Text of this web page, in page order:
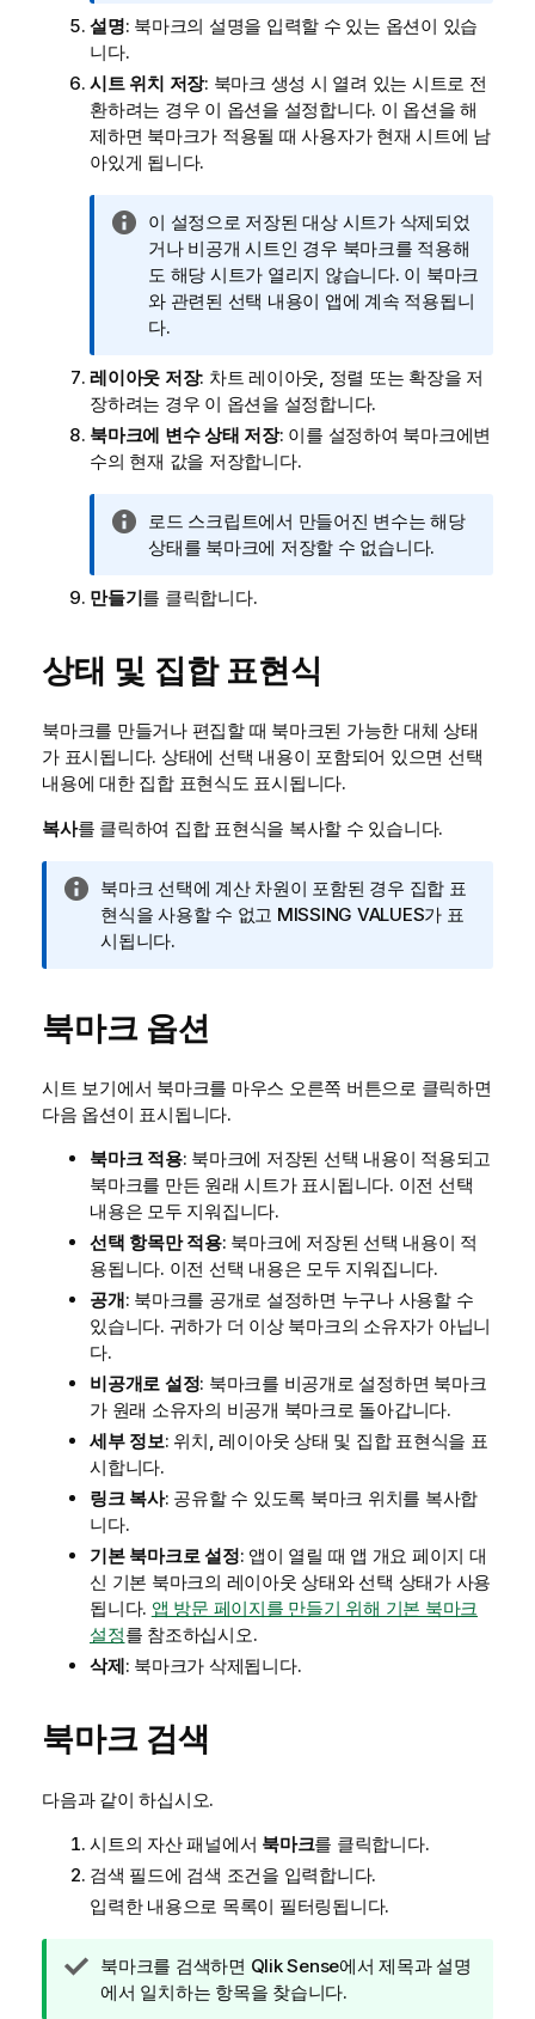
모
설명: 북마크의 설명을 입력할 수 있는 옵션이 있습
니다.
시트 위치 저장: 북마크 생성 시 열려 있는 시트로 전
환하려는 경우 이 옵션을 설정합니다. 이 옵션을 해
제하면 북마크가 적용될 때 사용자가 현재 시트에 남
아있게 됩니다.
정
보
메
모
이 설정으로 저장된 대상 시트가 삭제되었
거나 비공개 시트인 경우 북마크를 적용해
도 해당 시트가 열리지 않습니다. 이 북마크
와 관련된 선택 내용이 앱에 계속 적용됩니
다.
레이아웃 저장: 차트 레이아웃, 정렬 또는 확장을 저
장하려는 경우 이 옵션을 설정합니다.
북마크에 변수 상태 저장: 이를 설정하여 북마크에변
수의 현재 값을 저장합니다.
정
보
모
로드 스크립트에서 만들어진 변수는 해당
상태를 북마크에 저장할 수 없습니다.
만들기를 클릭합니다.
상태 및 집합 표현식
북마크를 만들거나 편집할 때 북마크된 가능한 대체 상태
가 표시됩니다. 상태에 선택 내용이 포함되어 있으면 선택
내용에 대한 집합 표현식도 표시됩니다.
복사를 클릭하여 집합 표현식을 복사할 수 있습니다.
정
보
메
북마크 선택에 계산 차원이 포함된 경우 집합 표
현식을 사용할 수 없고 MISSING VALUES가 표
시됩니다.
북마크 옵션
시트 보기에서 북마크를 마우스 오른쪽 버튼으로 클릭하면
다음 옵션이 표시됩니다.
북마크 적용: 북마크에 저장된 선택 내용이 적용되고
북마크를 만든 원래 시트가 표시됩니다. 이전 선택
내용은 모두 지워집니다.
선택 항목만 적용: 북마크에 저장된 선택 내용이 적
용됩니다. 이전 선택 내용은 모두 지워집니다.
공개: 북마크를 공개로 설정하면 누구나 사용할 수
있습니다. 귀하가 더 이상 북마크의 소유자가 아닙니
다.
비공개로 설정: 북마크를 비공개로 설정하면 북마크
가 원래 소유자의 비공개 북마크로 돌아갑니다.
세부 정보: 위치, 레이아웃 상태 및 집합 표현식을 표
시합니다.
링크 복사: 공유할 수 있도록 북마크 위치를 복사합
니다.
기본 북마크로 설정: 앱이 열릴 때 앱 개요 페이지 대
신 기본 북마크의 레이아웃 상태와 선택 상태가 사용
됩니다. 앱 방문 페이지를 만들기 위해 기본 북마크
설정를 참조하십시오.
삭제: 북마크가 삭제됩니다.
북마크 검색
다음과 같이 하십시오.
시트의 자산 패널에서 북마크를 클릭합니다.
검색 필드에 검색 조건을 입력합니다.
입력한 내용으로 목록이 필터링됩니다.
팁
메
북마크를 검색하면 Qlik Sense에서 제목과 설명
에서 일치하는 항목을 찾습니다.